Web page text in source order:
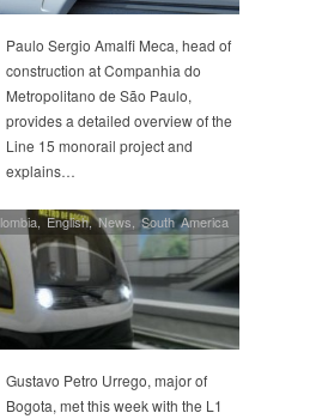
Paulo Sergio Amalfi Meca, head of
construction at Companhia do
Metropolitano de São Paulo,
provides a detailed overview of the
Line 15 monorail project and
explains…
,English,News,South America
Gustavo Petro Urrego, major of
Bogota, met this week with the L1